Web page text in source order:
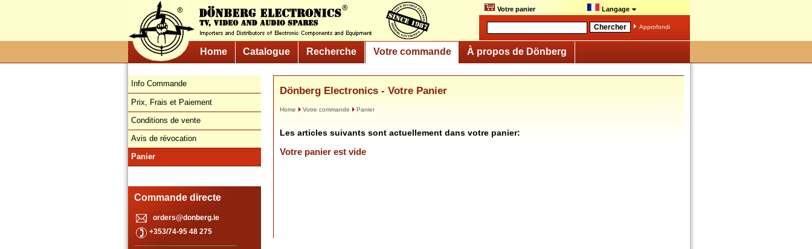
Votre panier Langage
Approfondi
Home Catalogue Recherche Votre commande À propos de Dönberg
Info Commande
Prix, Frais et Paiement
Conditions de vente
Avis de révocation
Panier
Commande directe
orders@donberg.ie
+353/74-95 48 275
Dönberg Electronics - Votre Panier
Home Votre commande Panier
Les articles suivants sont actuellement dans votre panier:
Votre panier est vide